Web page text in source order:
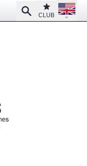
SearchClub
CLUB
Open